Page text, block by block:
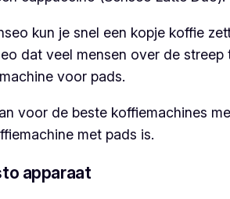
kun je snel een kopje koffie
dat veel mensen over de
voor pads.
voor de beste koffiemachines
met pads is.
apparaat